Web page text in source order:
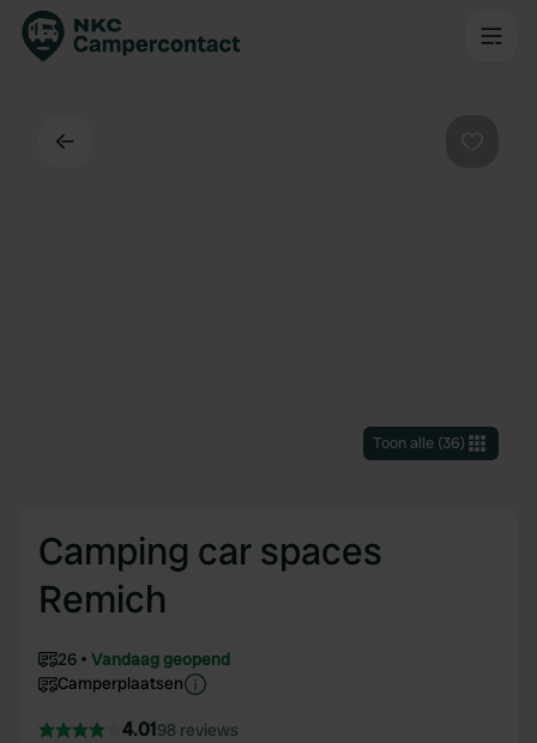
Toon alle(36)
Camping car spaces
Remich
26
Vandaag geopend
Camperplaatsen
4.0198 reviews